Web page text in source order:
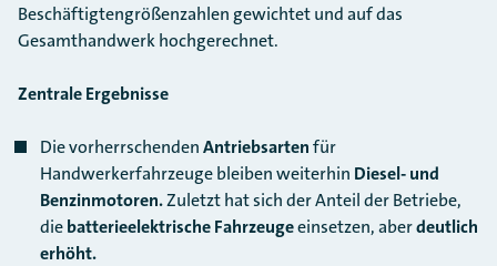
Beschäftigtengrößenzahlen gewichtet und auf das
Gesamthandwerk hochgerechnet.
Zentrale Ergebnisse
Die vorherrschendenAntriebsartenfür
Handwerkerfahrzeuge bleiben weiterhin Diesel- und
Benzinmotoren.Zuletzt hat sich der Anteil der Betriebe,
diebatterieelektrische Fahrzeugeeinsetzen, aberdeutlich
erhöht.